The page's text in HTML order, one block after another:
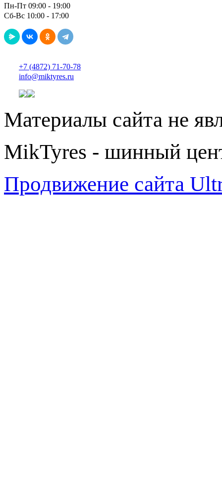
Пн-Пт 09:00 - 19:00
Сб-Вс 10:00 - 17:00
+7 (4872) 71-70-78
info@miktyres.ru
Материалы сайта не
MikTyres - шинный
Продвижение сайта